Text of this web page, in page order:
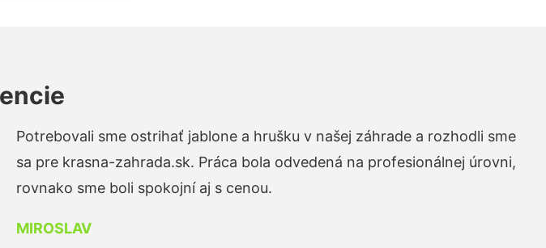
Potrebovali sme ostrihať jablone a hrušku v našej záhrade a rozhodli sme
sa pre krasna-zahrada.sk. Práca bola odvedená na profesionálnej úrovni,
rovnako sme boli spokojní aj s cenou.
MIROSLAV